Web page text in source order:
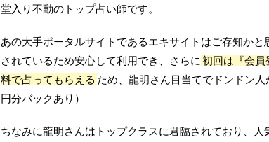
堂入り不動のトップ占い師です。
あの大手ポータルサイトであるエキサイトはご存知か
されているため安心して利用でき、さらに 初回は『会員
料で占ってもらえる ため、龍明さん目当てでドンドン
円分バックあり）
ちなみに龍明さんはトップクラスに君臨されており、